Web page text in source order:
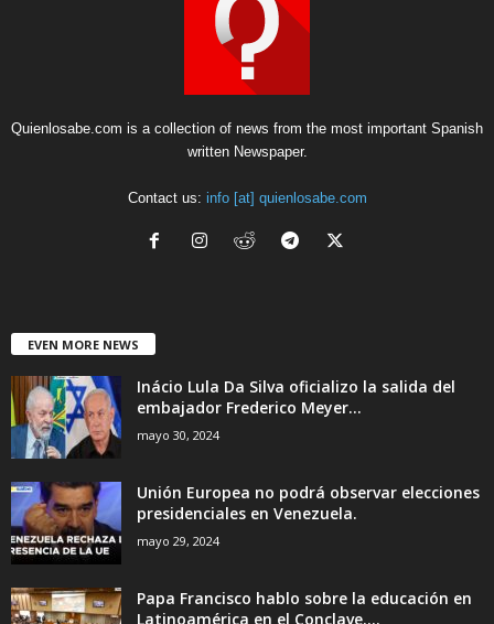
Quienlosabe.com is a collection of news from the most important Spanish
written Newspaper.
Contact us: info [at] quienlosabe.com
EVEN MORE NEWS
Inácio Lula Da Silva oficializo la salida del
embajador Frederico Meyer...
mayo 30, 2024
Unión Europea no podrá observar elecciones
presidenciales en Venezuela.
mayo 29, 2024
Papa Francisco hablo sobre la educación en
Latinoamérica en el Conclave....